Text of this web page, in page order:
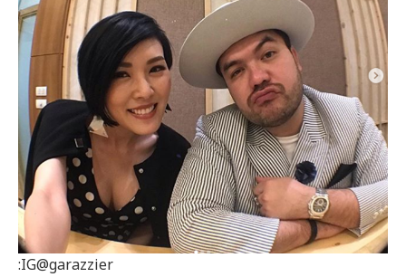
:IG@garazzier